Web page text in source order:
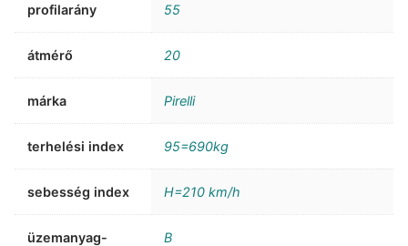
profilarány 55
átmérő 20
márka Pirelli
terhelési index 95=690kg
sebesség index H=210 km/h
üzemanyag-
B